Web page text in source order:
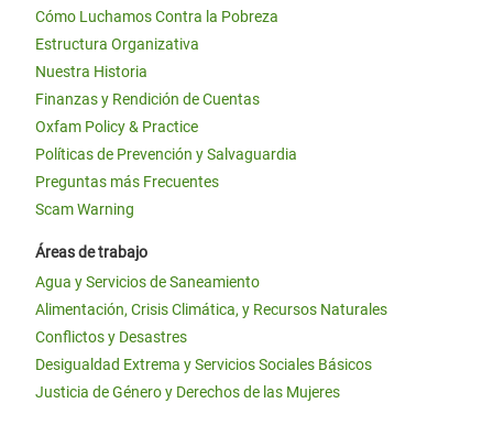
Cómo Luchamos Contra la Pobreza
Estructura Organizativa
Nuestra Historia
Finanzas y Rendición de Cuentas
Oxfam Policy & Practice
Políticas de Prevención y Salvaguardia
Preguntas más Frecuentes
Scam Warning
Áreas de trabajo
Agua y Servicios de Saneamiento
Alimentación, Crisis Climática, y Recursos Naturales
Conflictos y Desastres
Desigualdad Extrema y Servicios Sociales Básicos
Justicia de Género y Derechos de las Mujeres